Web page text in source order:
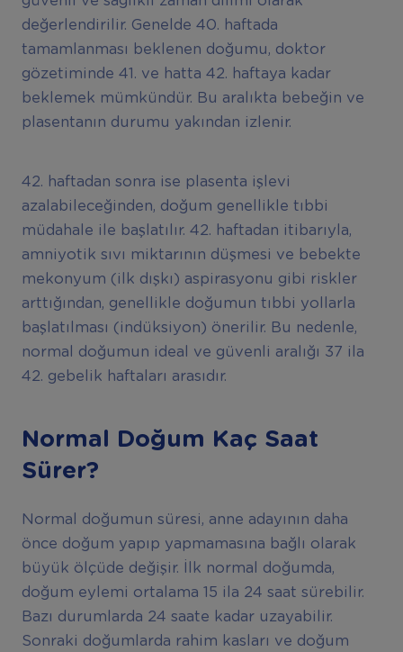
değerlendirilir. Genelde 40. haftada
tamamlanması beklenen doğumu, doktor
gözetiminde 41. ve hatta 42. haftaya kadar
beklemek mümkündür. Bu aralıkta bebeğin ve
plasentanın durumu yakından izlenir.
42. haftadan sonra ise plasenta işlevi
azalabileceğinden, doğum genellikle tıbbi
müdahale ile başlatılır. 42. haftadan itibarıyla,
amniyotik sıvı miktarının düşmesi ve bebekte
mekonyum (ilk dışkı) aspirasyonu gibi riskler
arttığından, genellikle doğumun tıbbi yollarla
başlatılması (indüksiyon) önerilir. Bu nedenle,
normal doğumun ideal ve güvenli aralığı 37 ila
42. gebelik haftaları arasıdır.
Normal Doğum Kaç Saat
Sürer?
Normal doğumun süresi, anne adayının daha
önce doğum yapıp yapmamasına bağlı olarak
büyük ölçüde değişir. İlk normal doğumda,
doğum eylemi ortalama 15 ila 24 saat sürebilir.
Bazı durumlarda 24 saate kadar uzayabilir.
Sonraki doğumlarda rahim kasları ve doğum